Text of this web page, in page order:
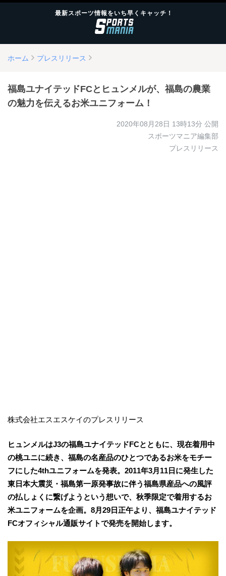
最新スポーツ情報をいち早くキャッチ！
ホーム プレスリリース
福島ユナイテッドFCとヒュンメルが、福島の農業
の魅力を伝えるお米ユニフォーム！
2020年08月28日 13時13分 公開
スポーツマニア編集部
プレスリリース
株式会社エスエスケイのプレスリリース
ヒュンメルはJ3の福島ユナイテッドFCとともに、現在着用中
の桃ユニに続き、福島の名産品のひとつであるお米をモチー
フにした4thユニフォームを発表。2011年3月11日に発生した
東日本大震災・福島第一原発事故に伴う福島県産品への風評
の払しょくに繋げようという想いで、秋季限定で着用するお
米ユニフォームを企画。8月29日正午より、福島ユナイテッド
FCオフィシャル通販サイトで発売を開始します。